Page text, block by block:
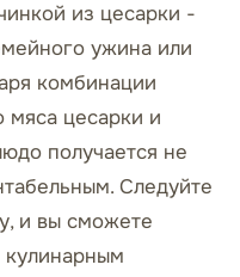
из цесарки -
ужина или
комбинации
мяса цесарки и
получается не
Следуйте
и вы сможете
кулинарным